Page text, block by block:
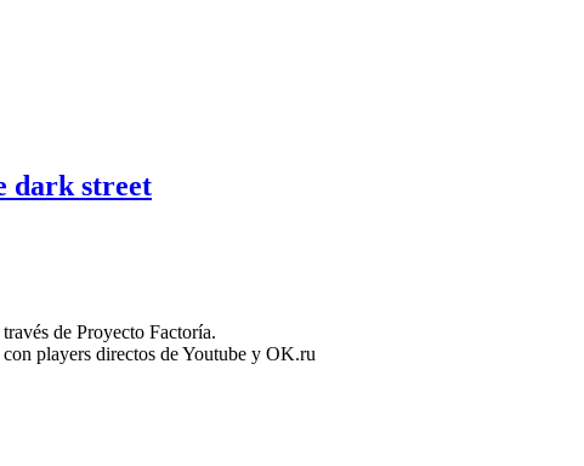
dark street
de Proyecto Factoría.
players directos de Youtube y OK.ru